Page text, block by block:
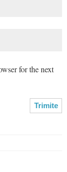
for the next